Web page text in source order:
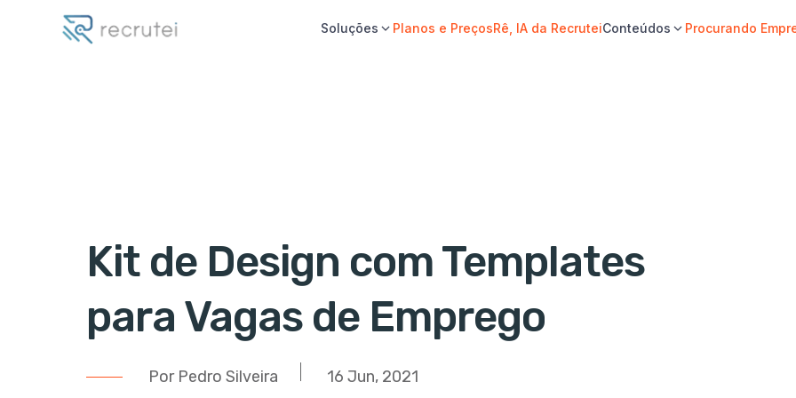
Soluções Planos e PreçosRê, IA da RecruteiConteúdos Procurando
Kit de Design com Templates
para Vagas de Emprego
Por Pedro Silveira 16 Jun, 2021